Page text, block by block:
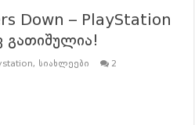
Vince Zampella გარდაიცვალა |
Down – PlayStation
გათიშულია!
, სიახლეები 2